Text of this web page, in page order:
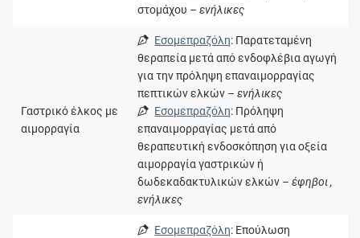
στομάχου – ενήλικες
Γαστρικό έλκος με
αιμορραγία
Εσομεπραζόλη: Παρατεταμένη
θεραπεία μετά από ενδοφλέβια αγωγή
για την πρόληψη επαναιμορραγίας
πεπτικών ελκών – ενήλικες
Εσομεπραζόλη: Πρόληψη
επαναιμορραγίας μετά από
θεραπευτική ενδοσκόπηση για οξεία
αιμορραγία γαστρικών ή
δωδεκαδακτυλικών ελκών – έφηβοι ,
ενήλικες
Εσομεπραζόλη: Επούλωση